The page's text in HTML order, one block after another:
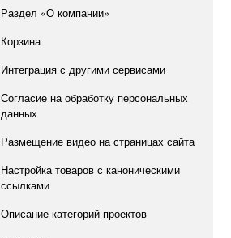
Раздел «О компании»
Корзина
Интеграция с другими сервисами
Согласие на обработку персональных
данных
Размещение видео на страницах сайта
Настройка товаров с каноническими
ссылками
Описание категорий проектов